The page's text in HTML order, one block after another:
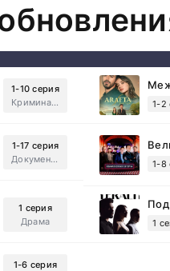
1-10 серия
Криминал, Детектив, Триллер, Драма
1-2
1-17 серия
Документальный, Исторический, Sci-Fi
1-8
1 серия
Драма
1
1-6 серия